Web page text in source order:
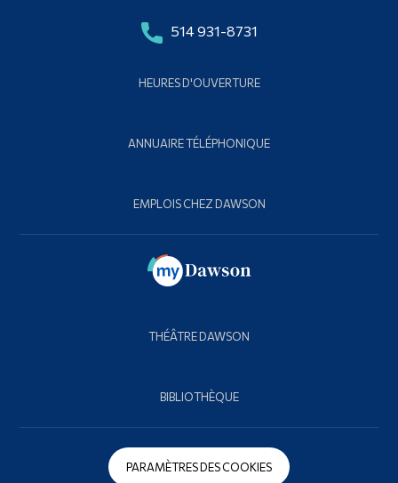
514 931-8731
HEURES D'OUVERTURE
ANNUAIRE TÉLÉPHONIQUE
EMPLOIS CHEZ DAWSON
THÉÂTRE DAWSON
BIBLIOTHÈQUE
PARAMÈTRES DES COOKIES